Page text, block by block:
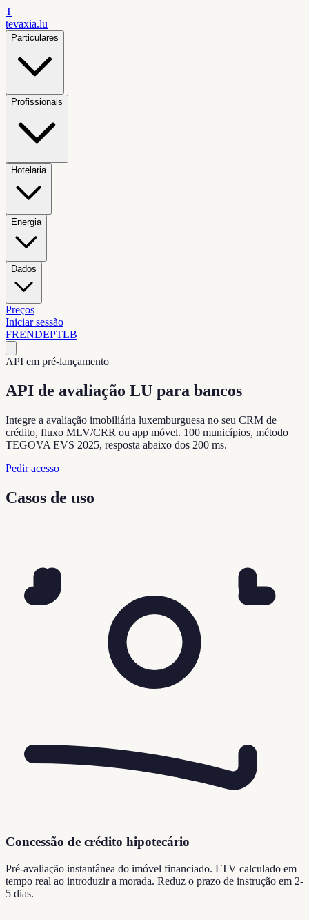
T
tevaxia.lu
Particulares
Profissionais
Hotelaria
Energia
Dados
Preços
Iniciar sessão
FRENDEPTLB
API em pré-lançamento
API de avaliação LU para bancos
Integre a avaliação imobiliária luxemburguesa no seu CRM de
crédito, fluxo MLV/CRR ou app móvel. 100 municípios, método
TEGOVA EVS 2025, resposta abaixo dos 200 ms.
Pedir acesso
Casos de uso
Concessão de crédito hipotecário
Pré-avaliação instantânea do imóvel financiado. LTV calculado em
tempo real ao introduzir a morada. Reduz o prazo de instrução em 2-
5 dias.